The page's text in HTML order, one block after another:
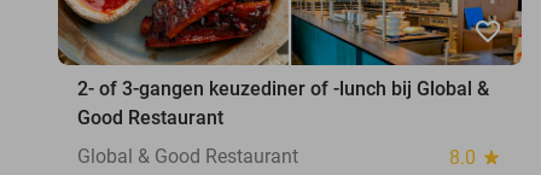
favorite_border
2- of 3-gangen keuzediner of -lunch bij Global &
Good Restaurant
Global & Good Restaurant
8.0 star